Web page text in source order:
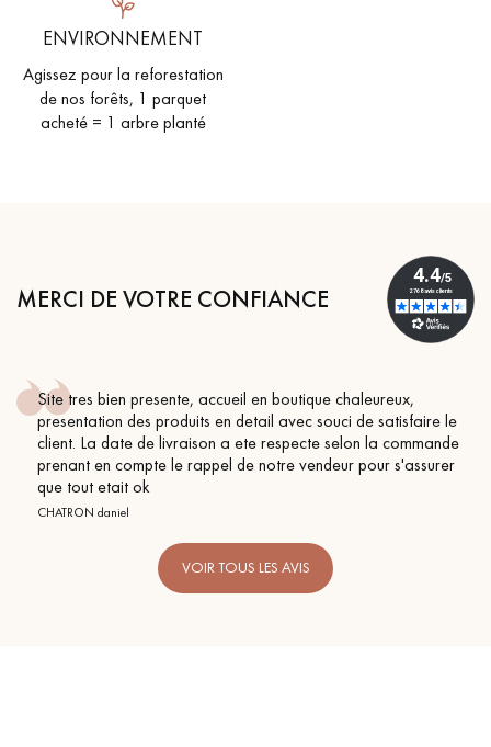
ENVIRONNEMENT
Agissez pour la reforestation
de nos forêts, 1 parquet
acheté = 1 arbre planté
MERCI DE VOTRE CONFIANCE
chaleureux,
souci de satisfaire le
selon la commande
vendeur pour s'assurer
Conseil parfait, échanges fluides.
BEILE FRANCK
VOIR TOUS LES AVIS